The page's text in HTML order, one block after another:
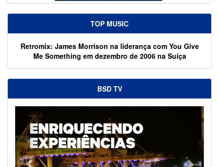
TOP MUSIC
Retromix: James Morrison na liderança com You Give
Me Something em dezembro de 2006 na Suíça
BSD TV